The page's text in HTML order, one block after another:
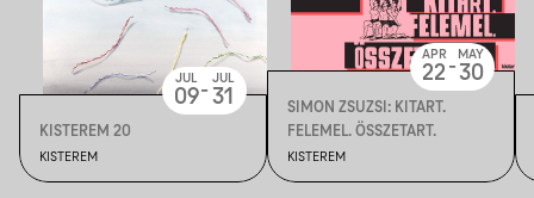
KISTEREM 20
KISTEREM
JUL
09- JUL
31
SIMON ZSUZSI: KITART.
FELEMEL. ÖSSZETART.
KISTEREM
APR
22 - MAY
30